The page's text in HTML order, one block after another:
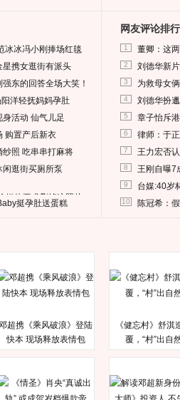
冰冰冯小刚捧场红毯
携女逛街有派头
东的回答全场大笑！
洋轻抚妈妈孕肚
活动 仙气儿足
购置产后新衣
照 吃串串打麻将
逛街买厕所泵
媒体要求删掉这照片
挺孕肚送蛋糕
网友评论排行
1 董卿：这
2 刘德华新
3 为救母女
4 刘德华扮
5 章子怡斥
6 律师：于
7 王力宏否
8 王刚自曝7
9 台媒:40岁
10 陈冠希：
超携《乘风破浪》登陆
快本 现场释放表情包
《健忘村》舒淇
覆，“村”出自